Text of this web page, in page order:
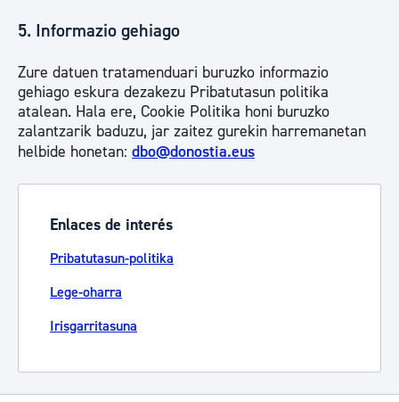
5. Informazio gehiago
Zure datuen tratamenduari buruzko informazio
gehiago eskura dezakezu Pribatutasun politika
atalean. Hala ere, Cookie Politika honi buruzko
zalantzarik baduzu, jar zaitez gurekin harremanetan
helbide honetan: dbo@donostia.eus
Enlaces de interés
Pribatutasun-politika
Lege-oharra
Irisgarritasuna